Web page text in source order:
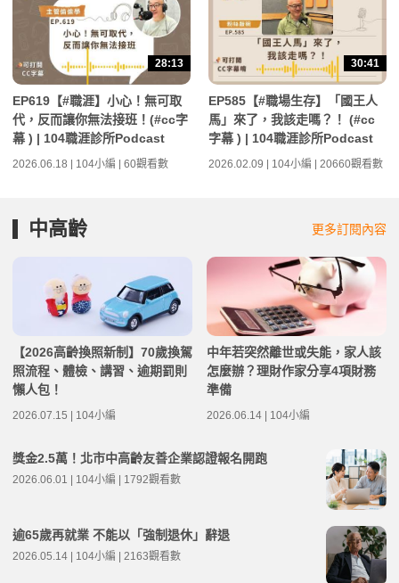
28:13
EP619【#職涯】小心！無可取
代，反而讓你無法接班！(#cc字
幕 ) | 104職涯診所Podcast
2026.06.18 | 104小編 | 60觀看數
30:41
EP585【#職場生存】「國王人
馬」來了，我該走嗎？！ (#cc
字幕 ) | 104職涯診所Podcast
2026.02.09 | 104小編 | 20660觀看數
中高齡 更多訂閱內容
【2026高齡換照新制】70歲換駕
照流程、體檢、講習、逾期罰則
懶人包！
2026.07.15 | 104小編
中年若突然離世或失能，家人該
怎麼辦？理財作家分享4項財務
準備
2026.06.14 | 104小編
獎金2.5萬！北市中高齡友善企業認證報名開跑
2026.06.01 | 104小編 | 1792觀看數
逾65歲再就業 不能以「強制退休」辭退
2026.05.14 | 104小編 | 2163觀看數